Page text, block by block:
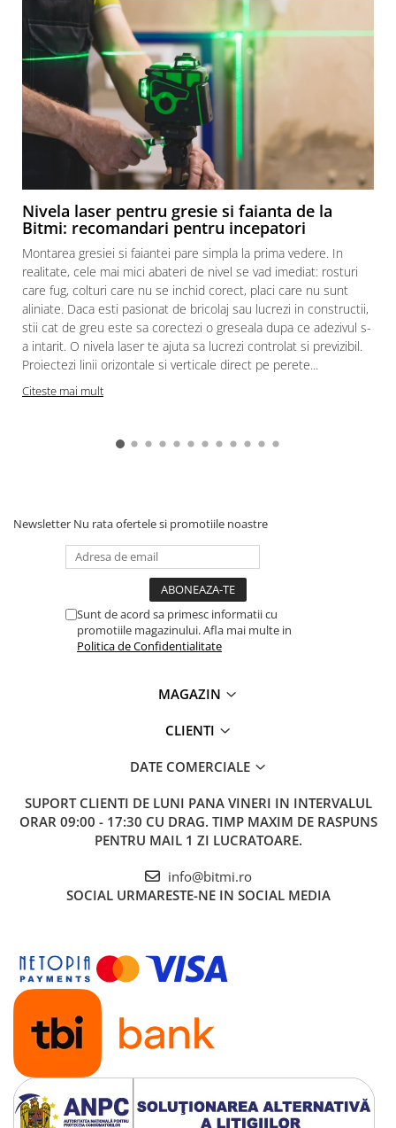
Nivela laser pentru gresie si faianta de la
Bitmi: recomandari pentru incepatori
Montarea gresiei si faiantei pare simpla la prima vedere. In
realitate, cele mai mici abateri de nivel se vad imediat: rosturi
care fug, colturi care nu se inchid corect, placi care nu sunt
aliniate. Daca esti pasionat de bricolaj sau lucrezi in constructii,
stii cat de greu este sa corectezi o greseala dupa ce adezivul s-
a intarit. O nivela laser te ajuta sa lucrezi controlat si previzibil.
Proiectezi linii orizontale si verticale direct pe perete...
Citeste mai mult
Newsletter Nu rata ofertele si promotiile noastre
Sunt de acord sa primesc informatii cu
promotiile magazinului. Afla mai multe in
Politica de Confidentialitate
MAGAZIN
CLIENTI
DATE COMERCIALE
SUPORT CLIENTI DE LUNI PANA VINERI IN INTERVALUL
ORAR 09:00 - 17:30 CU DRAG. TIMP MAXIM DE RASPUNS
PENTRU MAIL 1 ZI LUCRATOARE.
info@bitmi.ro
SOCIAL URMARESTE-NE IN SOCIAL MEDIA